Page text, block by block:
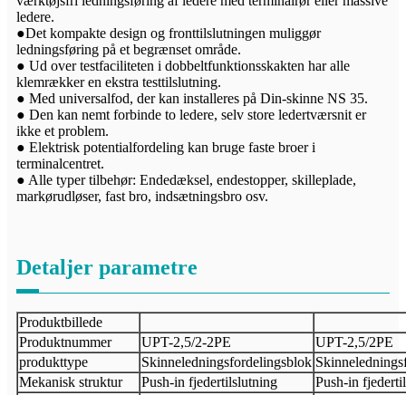
ledere.
●Det kompakte design og fronttilslutningen muliggør
ledningsføring på et begrænset område.
● Ud over testfaciliteten i dobbeltfunktionsskakten har alle
klemrækker en ekstra testtilslutning.
● Med universalfod, der kan installeres på Din-skinne NS 35.
● Den kan nemt forbinde to ledere, selv store ledertværsnit er
ikke et problem.
● Elektrisk potentialfordeling kan bruge faste broer i
terminalcentret.
● Alle typer tilbehør: Endedæksel, endestopper, skilleplade,
markørudløser, fast bro, indsætningsbro osv.
Detaljer parametre
Produktbillede
Produktnummer
UPT-2,5/2-2PE UPT-2,5/2PE
produkttype
Skinneledningsfordelingsblok
Mekanisk struktur
Push-in fjedertilslutning
Push-in